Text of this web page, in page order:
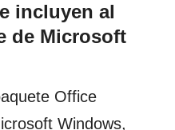
incluyen al
de Microsoft
Office
Windows,